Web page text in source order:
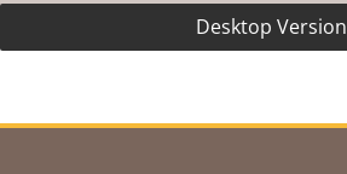
Desktop Version